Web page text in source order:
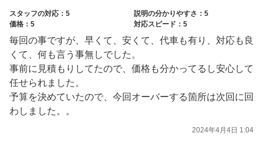
スタッフの対応：5
説明の分かりやすさ：5
価格：5
対応スピード：5
毎回の事ですが、早くて、安くて、代車も有り、対応も良
くて、何も言う事無しでした。
事前に見積もりしてたので、価格も分かってるし安心して
任せられました。
予算を決めていたので、今回オーバーする箇所は次回に回
わしました。。
2024年4月4日 1:04